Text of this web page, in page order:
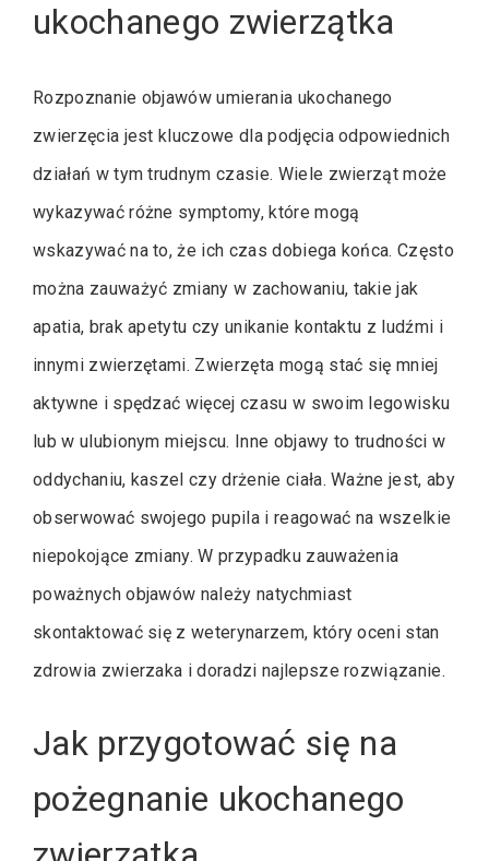
ukochanego zwierzątka
Rozpoznanie objawów umierania ukochanego
zwierzęcia jest kluczowe dla podjęcia odpowiednich
działań w tym trudnym czasie. Wiele zwierząt może
wykazywać różne symptomy, które mogą
wskazywać na to, że ich czas dobiega końca. Często
można zauważyć zmiany w zachowaniu, takie jak
apatia, brak apetytu czy unikanie kontaktu z ludźmi i
innymi zwierzętami. Zwierzęta mogą stać się mniej
aktywne i spędzać więcej czasu w swoim legowisku
lub w ulubionym miejscu. Inne objawy to trudności w
oddychaniu, kaszel czy drżenie ciała. Ważne jest, aby
obserwować swojego pupila i reagować na wszelkie
niepokojące zmiany. W przypadku zauważenia
poważnych objawów należy natychmiast
skontaktować się z weterynarzem, który oceni stan
zdrowia zwierzaka i doradzi najlepsze rozwiązanie.
Jak przygotować się na
pożegnanie ukochanego